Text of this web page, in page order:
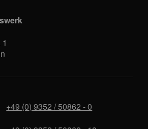
+49 (0) 9352 / 50862 - 0